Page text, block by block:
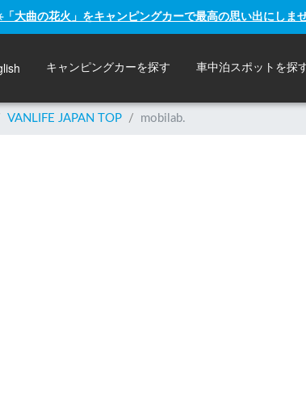
大曲の花火」をキャンピングカーで最高の思い出にしま
キャンピングカーを探す 車中泊スポットを探
VANLIFE JAPAN TOP / mobilab.